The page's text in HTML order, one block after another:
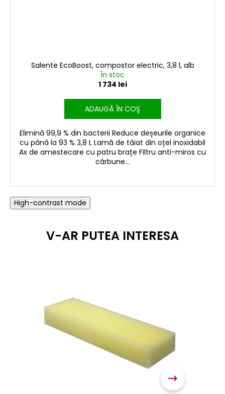
Salente EcoBoost, compostor electric, 3,8 l, alb
În stoc
1 734 lei
ADAUGĂ ÎN COŞ
Elimină 99,9 % din bacterii Reduce deșeurile organice
cu până la 93 % 3,8 L Lamă de tăiat din oțel inoxidabil
Ax de amestecare cu patru brațe Filtru anti-miros cu
cărbune...
High-contrast mode